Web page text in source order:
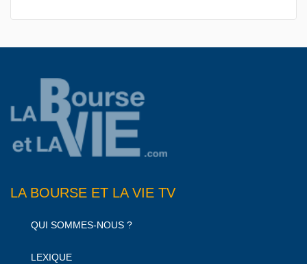
LA BOURSE ET LA VIE TV
QUI SOMMES-NOUS ?
LEXIQUE